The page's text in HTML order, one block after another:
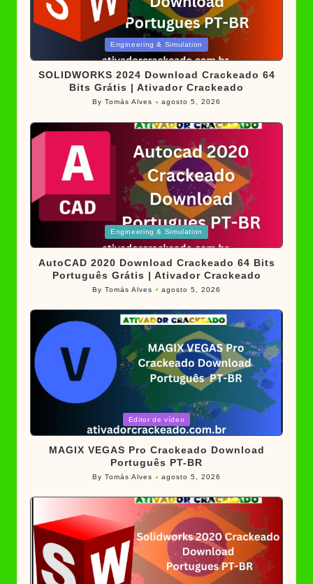
in
Engineering & Simulation
SOLIDWORKS 2024 Download Crackeado 64
Bits Grátis | Ativador Crackeado
Posted
ByTomás Alves agosto 5, 2026
in
Engineering & Simulation
AutoCAD 2020 Download Crackeado 64 Bits
Português Grátis | Ativador Crackeado
Posted
ByTomás Alves agosto 5, 2026
in
Editor de vídeo
MAGIX VEGAS Pro Crackeado Download
Português PT-BR
Posted
ByTomás Alves agosto 5, 2026